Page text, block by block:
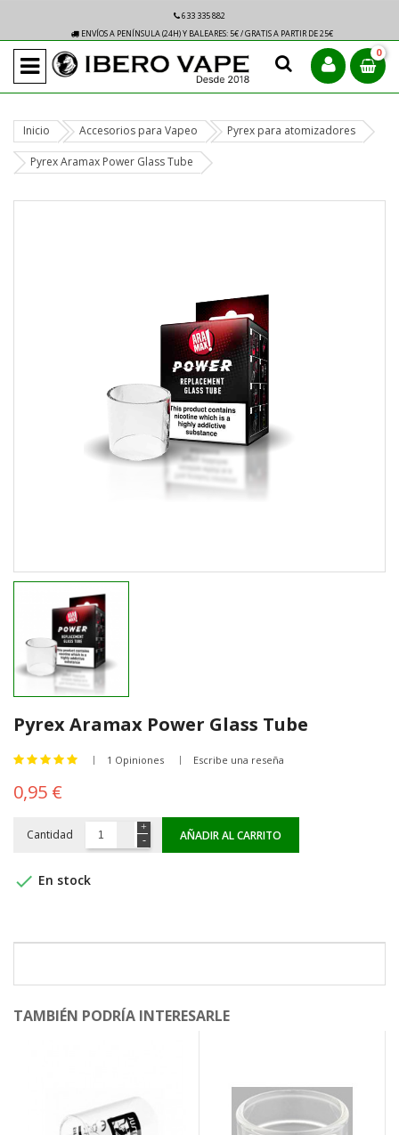
633 335 882
ENVÍOS A PENÍNSULA (24H) Y BALEARES: 5€ / GRATIS A PARTIR DE 25€
0
Inicio Accesorios para Vapeo Pyrex para atomizadores
Pyrex Aramax Power Glass Tube
Pyrex Aramax Power Glass Tube
1 Opiniones Escribe una reseña
0,95 €
Cantidad AÑADIR AL CARRITO
 En stock
TAMBIÉN PODRÍA INTERESARLE